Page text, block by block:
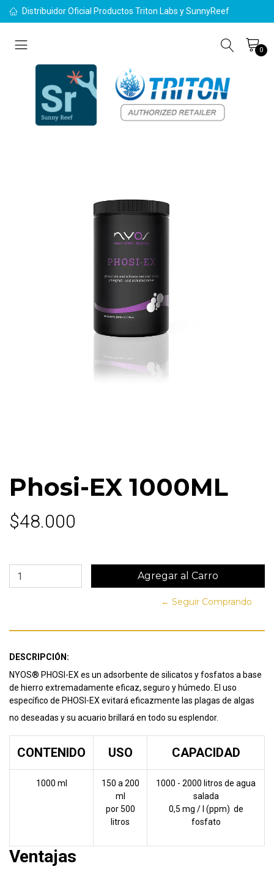
Distribuidor Oficial Productos Triton Labs y SunnyReef
0
Phosi-EX 1000ML
$48.000
← Seguir Comprando
DESCRIPCIÓN:
NYOS® PHOSI-EX es un adsorbente de silicatos y fosfatos a base
de hierro extremadamente eficaz, seguro y húmedo. El uso
específico de PHOSI-EX evitará eficazmente las plagas de algas
no deseadas y su acuario brillará en todo su esplendor.
CONTENIDO USO CAPACIDAD
1000 ml
150 a 200
ml
por 500
litros
1000 - 2000 litros de agua
salada
0,5 mg / l (ppm) de
fosfato
Ventajas